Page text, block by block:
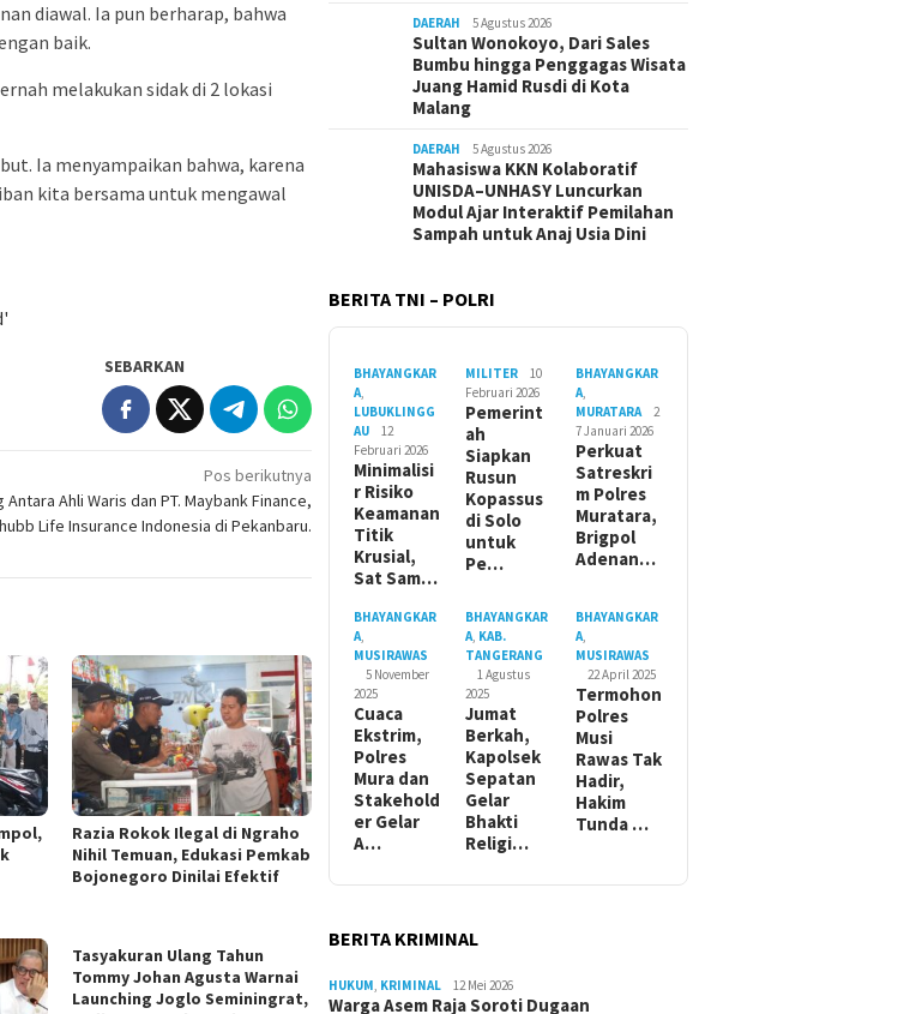
diawal. Ia pun berharap, bahwa
baik.
melakukan sidak di 2 lokasi
Ia menyampaikan bahwa, karena
kita bersama untuk mengawal
SEBARKAN
Pos berikutnya
Antara Ahli Waris dan PT. Maybank Finance,
Life Insurance Indonesia di Pekanbaru.
Razia Rokok Ilegal di Ngraho
Nihil Temuan, Edukasi Pemkab
Bojonegoro Dinilai Efektif
Tasyakuran Ulang Tahun
Tommy Johan Agusta Warnai
Launching Joglo Seminingrat,
DAERAH 5 Agustus 2026
Sultan Wonokoyo, Dari Sales
Bumbu hingga Penggagas Wisata
Juang Hamid Rusdi di Kota
Malang
DAERAH 5 Agustus 2026
Mahasiswa KKN Kolaboratif
UNISDA–UNHASY Luncurkan
Modul Ajar Interaktif Pemilahan
Sampah untuk Anaj Usia Dini
BERITA TNI – POLRI
BHAYANGKAR
A,
LUBUKLINGG
AU
12
Februari 2026
Minimalisi
r Risiko
Keamanan
Titik
Krusial,
Sat Sam…
MILITER
10
Februari 2026
Pemerint
ah
Siapkan
Rusun
Kopassus
di Solo
untuk
Pe…
BHAYANGKAR
A,
MURATARA
2
7 Januari 2026
Perkuat
Satreskri
m Polres
Muratara,
Brigpol
Adenan…
BHAYANGKAR
A,
MUSIRAWAS
5 November
2025
Cuaca
Ekstrim,
Polres
Mura dan
Stakehold
er Gelar
A…
BHAYANGKAR
A, KAB.
TANGERANG
1 Agustus
2025
Jumat
Berkah,
Kapolsek
Sepatan
Gelar
Bhakti
Religi…
BHAYANGKAR
A,
MUSIRAWAS
22 April 2025
Termohon
Polres
Musi
Rawas Tak
Hadir,
Hakim
Tunda …
BERITA KRIMINAL
HUKUM, KRIMINAL 12 Mei 2026
Warga Asem Raja Soroti Dugaan